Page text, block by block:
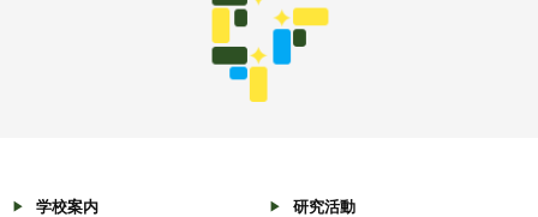
学校案内 研究活動